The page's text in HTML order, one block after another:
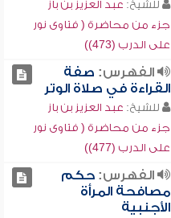
للشيخ: عبد العزيز بن باز
جزء من محاضرة ( فتاوى نور
على الدرب (473))
الفهرس: صفة
القراءة في صلاة الوتر
للشيخ: عبد العزيز بن باز
جزء من محاضرة ( فتاوى نور
على الدرب (477))
الفهرس:حكم
مصافحة المرأة
الأجنبية